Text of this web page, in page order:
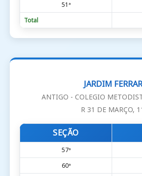
51ª
Total
JARDIM
ANTIGO - COLEGIO
R 31 DE MARÇO,
SEÇÃO
57ª
60ª